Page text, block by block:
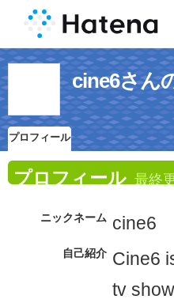
cine6さん
プロフィール
プロフィール 最終
ニックネーム cine6
自己紹介 Cine6
tv